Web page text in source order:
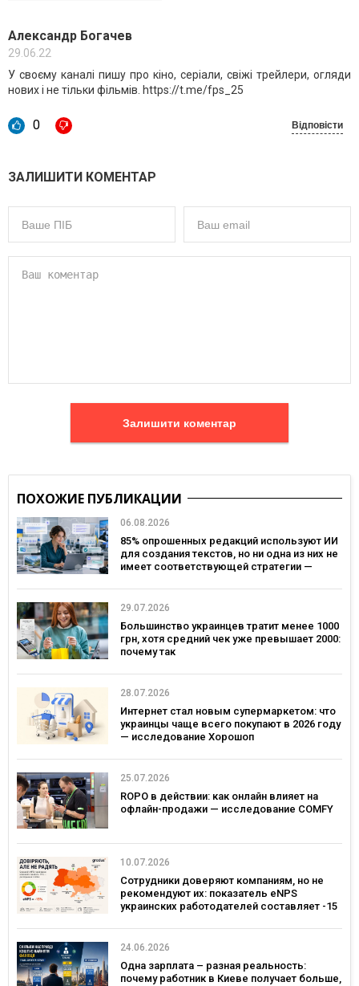
Александр Богачев
29.06.22
У своєму каналі пишу про кіно, серіали, свіжі трейлери, огляди
нових і не тільки фільмів. https://t.me/fps_25
0 Відповісти
ЗАЛИШИТИ КОМЕНТАР
Залишити коментар
ПОХОЖИЕ ПУБЛИКАЦИИ
06.08.2026
85% опрошенных редакций используют ИИ
для создания текстов, но ни одна из них не
имеет соответствующей стратегии —
29.07.2026
Большинство украинцев тратит менее 1000
грн, хотя средний чек уже превышает 2000:
почему так
28.07.2026
Интернет стал новым супермаркетом: что
украинцы чаще всего покупают в 2026 году
— исследование Хорошоп
25.07.2026
ROPO в действии: как онлайн влияет на
офлайн-продажи — исследование COMFY
10.07.2026
Сотрудники доверяют компаниям, но не
рекомендуют их: показатель eNPS
украинских работодателей составляет -15
24.06.2026
Одна зарплата – разная реальность:
почему работник в Киеве получает больше,